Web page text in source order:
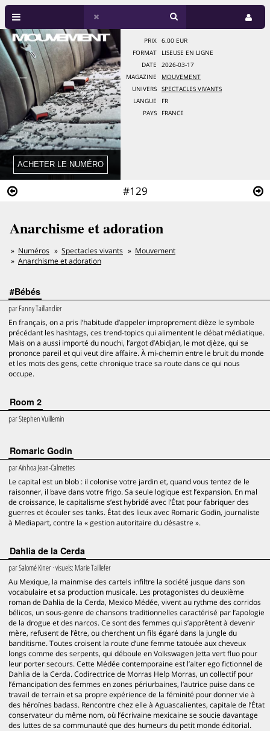
#129
PRIX
6.00 EUR
FORMAT
LISEUSE EN LIGNE
DATE
2026-03-17
MAGAZINE
MOUVEMENT
UNIVERS
SPECTACLES VIVANTS
LANGUE
FR
PAYS
FRANCE
Anarchisme et adoration
Numéros Spectacles vivants
Mouvement
Anarchisme et adoration
#Bébés
parFanny Taillandier
En français, on a pris l’habitude d’appeler improprement dièze le symbole
précédant les hashtags, ces trend-topics qui alimentent le débat médiatique.
Mais on a aussi importé du nouchi, l’argot d’Abidjan, le mot djèze, qui se
prononce pareil et qui veut dire affaire. À mi-chemin entre le bruit du monde
et les mots des gens, cette chronique trace sa route dans ce qui nous
occupe.
Room 2
parStephen Vuillemin
Romaric Godin
parAïnhoa Jean-Calmettes
Le capital est un blob : il colonise votre jardin et, quand vous tentez de le
raisonner, il bave dans votre frigo. Sa seule logique est l’expansion. En mal
de croissance, le capitalisme s’est hybridé avec l’État pour fabriquer des
guerres et écouler ses tanks. État des lieux avec Romaric Godin, journaliste
à Mediapart, contre la « gestion autoritaire du désastre ».
Dahlia de la Cerda
parSalomé Kiner· visuels: Marie Taillefer
Au Mexique, la mainmise des cartels infiltre la société jusque dans son
vocabulaire et sa production musicale. Les protagonistes du deuxième
roman de Dahlia de la Cerda, Mexico Médée, vivent au rythme des corridos
bélicos, un sous-genre de chansons traditionnelles caractérisé par l’apologie
de la drogue et des narcos. Ce sont des femmes qui s’apprêtent à devenir
mère, refusent de l’être, ou cherchent un fils égaré dans la jungle du
banditisme. Toutes croisent la route d’une femme tatouée aux cheveux
longs comme des serpents, qui déboule en Volkswagen Jetta vert fluo pour
leur porter secours. Cette Médée contemporaine est l’alter ego fictionnel de
Dahlia de la Cerda. Codirectrice de Morras Help Morras, un collectif pour
l’émancipation des femmes en zones périurbaines, l’autrice puise dans ce
travail de terrain et sa propre expérience de la féminité pour donner vie à
des héroïnes badass. Rencontre chez elle à Aguascalientes, capitale de l’État
conservateur du même nom, où l’écrivaine mexicaine se soucie davantage
des luttes de sa communauté que des humeurs du petit monde éditorial.